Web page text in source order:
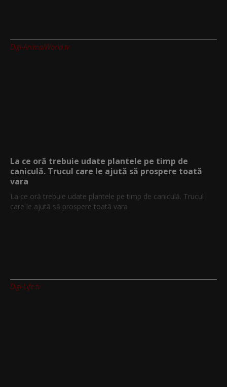
Digi-AnimalWorld.tv
La ce oră trebuie udate plantele pe timp de
caniculă. Trucul care le ajută să prospere toată
vara
La ce oră trebuie udate plantele pe timp de caniculă. Trucul
care le ajută să prospere toată vara
Digi-Life.tv